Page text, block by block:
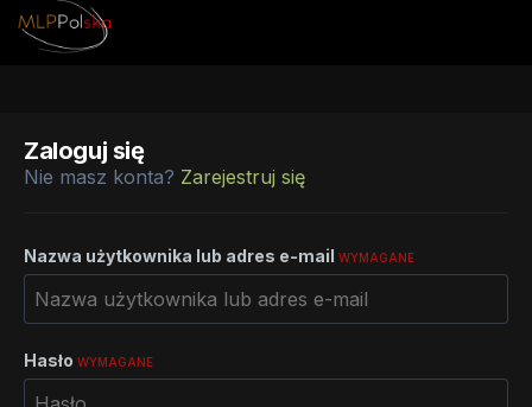
Zaloguj się
Nie masz konta? Zarejestruj się
Nazwa użytkownika lub adres e-mail WYMAGANE
Hasło WYMAGANE